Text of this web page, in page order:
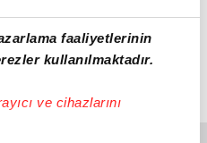
faaliyetlerinin
kullanılmaktadır.
ve cihazlarını
kapağı kapalı tutulmalı,
et daha yumuşak